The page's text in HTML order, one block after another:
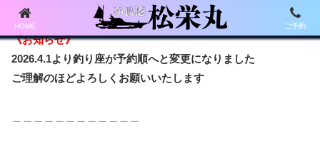
《お知らせ》
2026.4.1より釣り座が予約順へと変更になりました
ご理解のほどよろしくお願いいたします
HOME ご予約